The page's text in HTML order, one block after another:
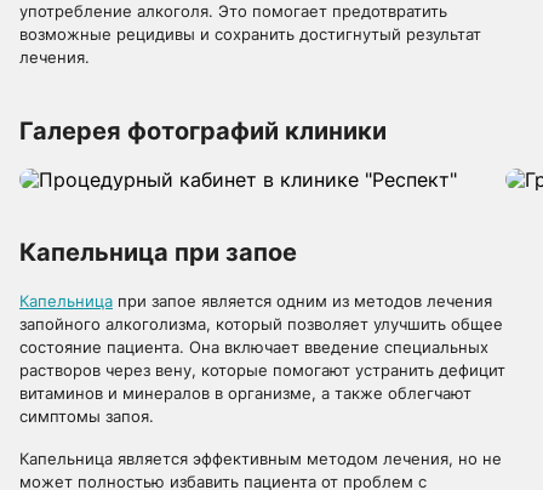
употребление алкоголя. Это помогает предотвратить
возможные рецидивы и сохранить достигнутый результат
лечения.
Галерея фотографий клиники
Капельница при запое
Капельница при запое является одним из методов лечения
запойного алкоголизма, который позволяет улучшить общее
состояние пациента. Она включает введение специальных
растворов через вену, которые помогают устранить дефицит
витаминов и минералов в организме, а также облегчают
симптомы запоя.
Капельница является эффективным методом лечения, но не
может полностью избавить пациента от проблем с